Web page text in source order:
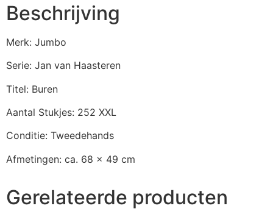
Beschrijving
Merk: Jumbo
Serie: Jan van Haasteren
Titel: Buren
Aantal Stukjes: 252 XXL
Conditie: Tweedehands
Afmetingen: ca. 68 x 49 cm
Gerelateerde producten